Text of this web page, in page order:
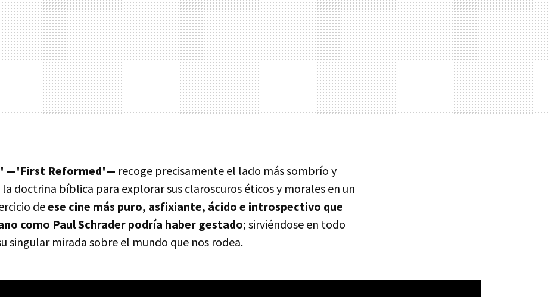
—'First Reformed'— recoge precisamente el lado más sombrío y
doctrina bíblica para explorar sus claroscuros éticos y morales en un
deese cine más puro, asfixiante, ácido e introspectivo que
como Paul Schrader podría haber gestado; sirviéndose en todo
singular mirada sobre el mundo que nos rodea.